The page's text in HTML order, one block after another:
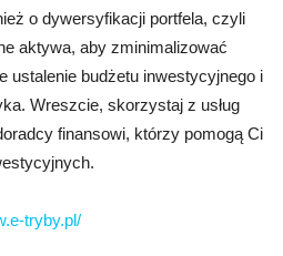
o dywersyfikacji portfela, czyli
aktywa, aby zminimalizować
ustalenie budżetu inwestycyjnego i
Wreszcie, skorzystaj z usług
finansowi, którzy pomogą Ci
tryby.pl/